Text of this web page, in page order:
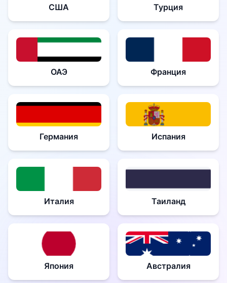
США Турция
ОАЭ Франция
Германия Испания
Италия Таиланд
Япония Австралия